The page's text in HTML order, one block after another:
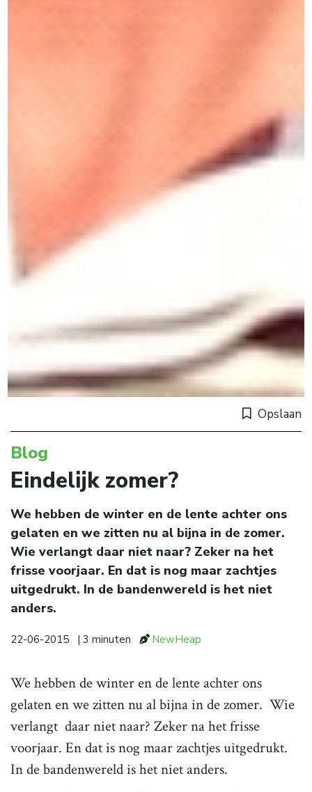
Opslaan
Blog
Eindelijk zomer?
We hebben de winter en de lente achter ons
gelaten en we zitten nu al bijna in de zomer.
Wie verlangt daar niet naar? Zeker na het
frisse voorjaar. En dat is nog maar zachtjes
uitgedrukt. In de bandenwereld is het niet
anders.
22-06-2015 | 3 minuten NewHeap
We hebben de winter en de lente achter ons
gelaten en we zitten nu al bijna in de zomer. Wie
verlangt daar niet naar? Zeker na het frisse
voorjaar. En dat is nog maar zachtjes uitgedrukt.
In de bandenwereld is het niet anders.